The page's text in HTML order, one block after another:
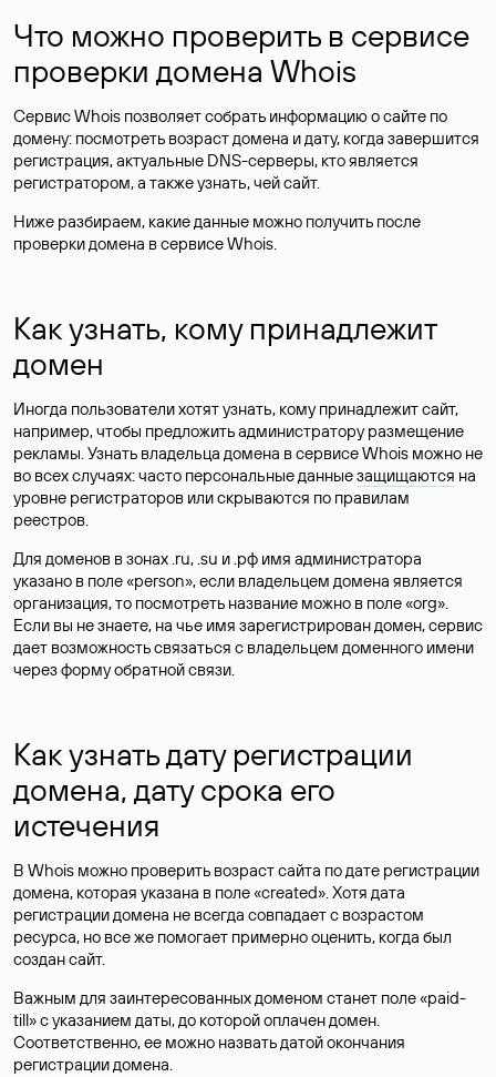
Что можно проверить в сервисе
проверки домена Whois
Сервис Whois позволяет собрать информацию о сайте по
домену: посмотреть возраст домена и дату, когда завершится
регистрация, актуальные DNS-серверы, кто является
регистратором, а также узнать, чей сайт.
Ниже разбираем, какие данные можно получить после
проверки домена в сервисе Whois.
Как узнать, кому принадлежит
домен
Иногда пользователи хотят узнать, кому принадлежит сайт,
например, чтобы предложить администратору размещение
рекламы. Узнать владельца домена в сервисе Whois можно не
во всех случаях: часто персональные данныезащищаются на
уровне регистраторов или скрываются по правилам
реестров.
Для доменов в зонах .ru, .su и .рф имя администратора
указано в поле «person», если владельцем домена является
организация, то посмотреть название можно в поле «org».
Если вы не знаете, на чье имя зарегистрирован домен, сервис
дает возможность связаться с владельцем доменного имени
через форму обратной связи.
Как узнать дату регистрации
домена, дату срока его
истечения
В Whois можно проверить возраст сайта по дате регистрации
домена, которая указана в поле «created». Хотя дата
регистрации домена не всегда совпадает с возрастом
ресурса, но все же помогает примерно оценить, когда был
создан сайт.
Важным для заинтересованных доменом станет поле «paid-
till» с указанием даты, до которой оплачен домен.
Соответственно, ее можно назвать датой окончания
регистрации домена.